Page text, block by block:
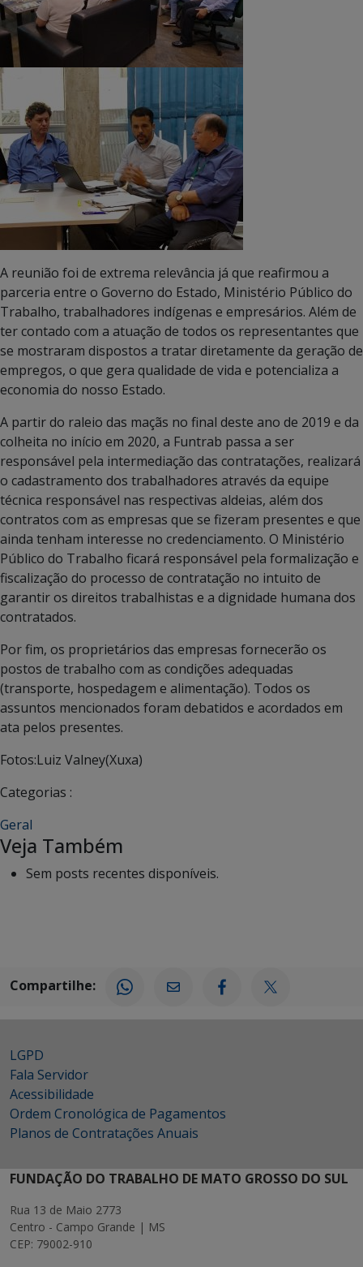
A reunião foi de extrema relevância já que reafirmou a
parceria entre o Governo do Estado, Ministério Público do
Trabalho, trabalhadores indígenas e empresários. Além de
ter contado com a atuação de todos os representantes que
se mostraram dispostos a tratar diretamente da geração de
empregos, o que gera qualidade de vida e potencializa a
economia do nosso Estado.
A partir do raleio das maçãs no final deste ano de 2019 e da
colheita no início em 2020, a Funtrab passa a ser
responsável pela intermediação das contratações, realizará
o cadastramento dos trabalhadores através da equipe
técnica responsável nas respectivas aldeias, além dos
contratos com as empresas que se fizeram presentes e que
ainda tenham interesse no credenciamento. O Ministério
Público do Trabalho ficará responsável pela formalização e
fiscalização do processo de contratação no intuito de
garantir os direitos trabalhistas e a dignidade humana dos
contratados.
Por fim, os proprietários das empresas fornecerão os
postos de trabalho com as condições adequadas
(transporte, hospedagem e alimentação). Todos os
assuntos mencionados foram debatidos e acordados em
ata pelos presentes.
Fotos:Luiz Valney(Xuxa)
Categorias :
Geral
Veja Também
Sem posts recentes disponíveis.
Compartilhe:
LGPD
Fala Servidor
Acessibilidade
Ordem Cronológica de Pagamentos
Planos de Contratações Anuais
FUNDAÇÃO DO TRABALHO DE MATO GROSSO DO SUL
Rua 13 de Maio 2773
Centro - Campo Grande | MS
CEP: 79002-910